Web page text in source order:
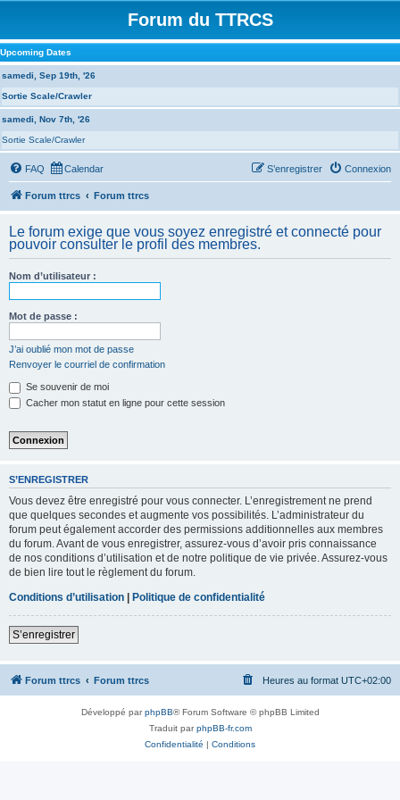
Forum du TTRCS
Upcoming Dates
samedi, Sep 19th, '26
Sortie Scale/Crawler
samedi, Nov 7th, '26
Sortie Scale/Crawler
FAQ Calendar Connexion
S’enregistrer
Forum ttrcs Forum ttrcs
Le forum exige que vous soyez enregistré et connecté pour
pouvoir consulter le profil des membres.
Nom d’utilisateur :
Mot de passe :
J’ai oublié mon mot de passe
Renvoyer le courriel de confirmation
Se souvenir de moi
Cacher mon statut en ligne pour cette session
S’ENREGISTRER
Vous devez être enregistré pour vous connecter. L’enregistrement ne prend
que quelques secondes et augmente vos possibilités. L’administrateur du
forum peut également accorder des permissions additionnelles aux membres
du forum. Avant de vous enregistrer, assurez-vous d’avoir pris connaissance
de nos conditions d’utilisation et de notre politique de vie privée. Assurez-vous
de bien lire tout le règlement du forum.
Conditions d’utilisation | Politique de confidentialité
S’enregistrer
Forum ttrcs Forum ttrcs Heures au format UTC+02:00
Développé parphpBB® Forum Software © phpBB Limited
Traduit parphpBB-fr.com
Confidentialité | Conditions